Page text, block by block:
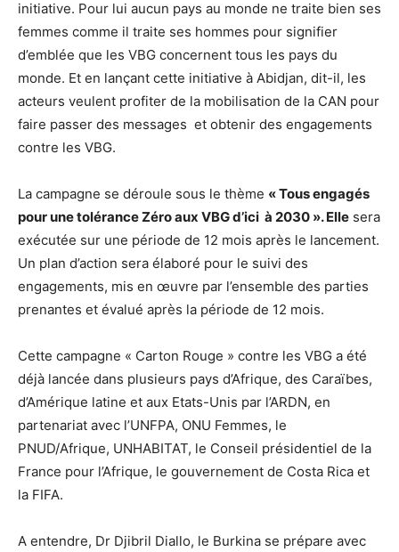
initiative. Pour lui aucun pays au monde ne traite bien ses
femmes comme il traite ses hommes pour signifier
d’emblée que les VBG concernent tous les pays du
monde. Et en lançant cette initiative à Abidjan, dit-il, les
acteurs veulent profiter de la mobilisation de la CAN pour
faire passer des messages et obtenir des engagements
contre les VBG.
La campagne se déroule sous le thème « Tous engagés
pour une tolérance Zéro aux VBG d’ici à 2030 ». Elle sera
exécutée sur une période de 12 mois après le lancement.
Un plan d’action sera élaboré pour le suivi des
engagements, mis en œuvre par l’ensemble des parties
prenantes et évalué après la période de 12 mois.
Cette campagne « Carton Rouge » contre les VBG a été
déjà lancée dans plusieurs pays d’Afrique, des Caraïbes,
d’Amérique latine et aux Etats-Unis par l’ARDN, en
partenariat avec l’UNFPA, ONU Femmes, le
PNUD/Afrique, UNHABITAT, le Conseil présidentiel de la
France pour l’Afrique, le gouvernement de Costa Rica et
la FIFA.
A entendre, Dr Djibril Diallo, le Burkina se prépare avec